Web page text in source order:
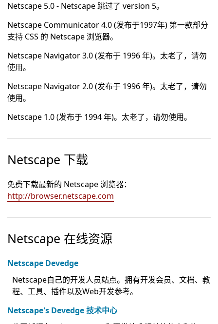
Netscape 5.0 - Netscape 跳过了 version 5。
Netscape Communicator 4.0 (发布于1997年) 第一款部分
支持 CSS 的 Netscape 浏览器。
Netscape Navigator 3.0 (发布于 1996 年)。太老了，请勿
使用。
Netscape Navigator 2.0 (发布于 1996 年)。太老了，请勿
使用。
Netscape 1.0 (发布于 1994 年)。太老了，请勿使用。
Netscape 下载
免费下载最新的 Netscape 浏览器：
http://browser.netscape.com
Netscape 在线资源
Netscape Devedge
Netscape自己的开发人员站点。拥有开发会员、文档、教
程、工具、插件以及Web开发参考。
Netscape's Devedge 技术中心